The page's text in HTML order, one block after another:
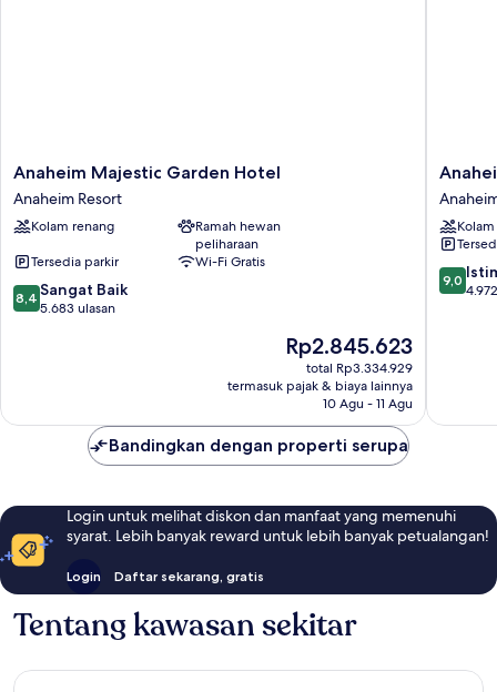
Anaheim
Majestic
Garden
Hotel
Resort
Anaheim Majestic Garden Hotel
Anaheim Resort
Kolam renang
Ramah hewan
peliharaan
Tersedia parkir
Wi-Fi Gratis
8.4
dari
8,4 Sangat Baik
5.683 ulasan
Harga
sekarang
Rp2.845.623
Rp2.845.623
total Rp3.334.929
termasuk pajak & biaya lainnya
10 Agu - 11 Agu
Resort
Suites
Resort
9.0
dari
9,0
Bandingkan dengan properti serupa
Login untuk melihat diskon dan manfaat yang memenuhi
syarat. Lebih banyak reward untuk lebih banyak petualangan!
Login Daftar sekarang, gratis
Tentang kawasan sekitar